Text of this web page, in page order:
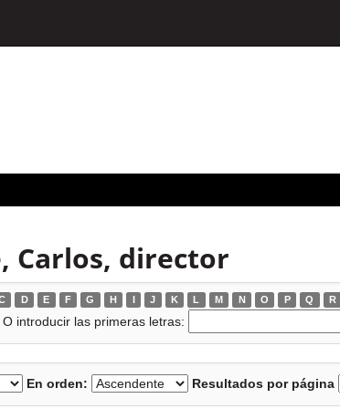
Carlos, director
D E F G H I J K L M N O P Q R
O introducir las primeras letras:
En orden: Resultados por página